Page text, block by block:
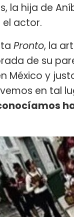
la hija de
actor.
Pronto, la
de su
México y
en tal